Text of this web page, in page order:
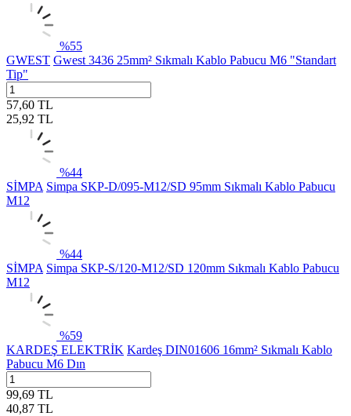
%55
GWEST Gwest 3436 25mm² Sıkmalı Kablo Pabucu M6 "Standart
Tip"
57,60 TL
25,92 TL
%44
SİMPA Simpa SKP-D/095-M12/SD 95mm Sıkmalı Kablo Pabucu
M12
%44
SİMPA Simpa SKP-S/120-M12/SD 120mm Sıkmalı Kablo Pabucu
M12
%59
KARDEŞ ELEKTRİK Kardeş DIN01606 16mm² Sıkmalı Kablo
Pabucu M6 Dın
99,69 TL
40,87 TL